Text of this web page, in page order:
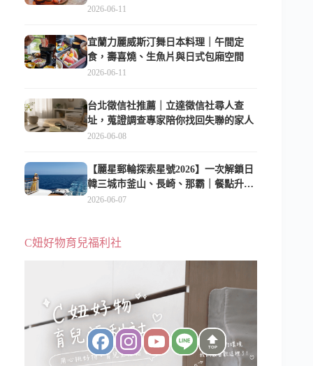
2026-06-11
宜蘭力麗威斯汀舞日本料理｜午間定
食，壽喜燒、生魚片與日式包廂空間
2026-06-11
台北徵信社推薦｜立達徵信社尋人查
址，蒐證調查專家陪你找回失聯的家人
2026-06-08
【麗星郵輪探索星號2026】一次解鎖日
韓三城市釜山、長崎、那霸｜餐點升
級、表演更新、船上慶生超難忘
2026-06-07
C妞好物育兒福利社
TOP